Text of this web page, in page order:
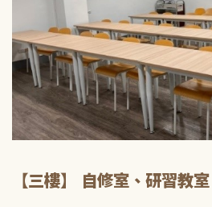
【三樓】 自修室、研習教室